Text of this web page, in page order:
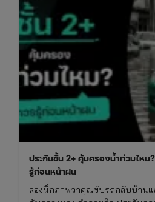
ประกันชั้น 2+ คุ้มครองน้ำท่วมไหม
รู้ก่อนหน้าฝน
ลองนึกภาพว่าคุณขับรถกลับบ้านแ